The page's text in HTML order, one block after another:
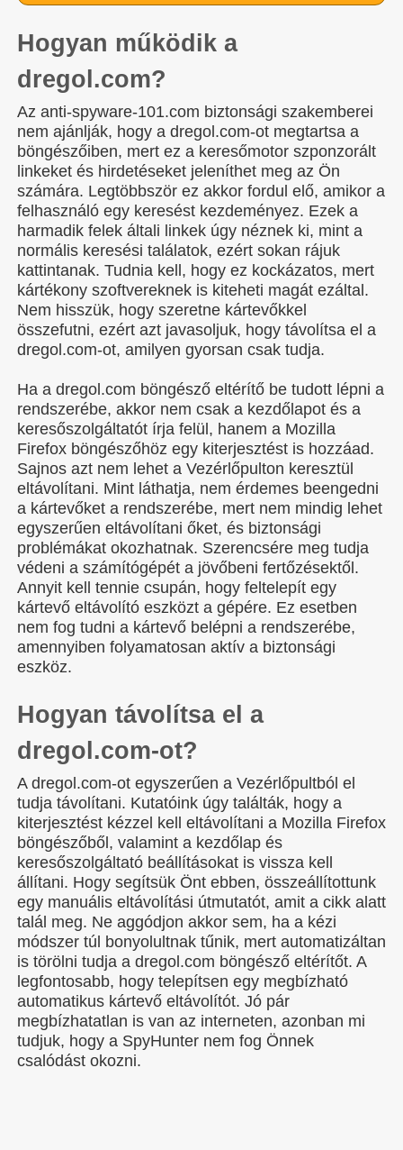
Hogyan működik a
dregol.com?
Az anti-spyware-101.com biztonsági szakemberei
nem ajánlják, hogy a dregol.com-ot megtartsa a
böngészőiben, mert ez a keresőmotor szponzorált
linkeket és hirdetéseket jeleníthet meg az Ön
számára. Legtöbbször ez akkor fordul elő, amikor a
felhasználó egy keresést kezdeményez. Ezek a
harmadik felek általi linkek úgy néznek ki, mint a
normális keresési találatok, ezért sokan rájuk
kattintanak. Tudnia kell, hogy ez kockázatos, mert
kártékony szoftvereknek is kiteheti magát ezáltal.
Nem hisszük, hogy szeretne kártevőkkel
összefutni, ezért azt javasoljuk, hogy távolítsa el a
dregol.com-ot, amilyen gyorsan csak tudja.
Ha a dregol.com böngésző eltérítő be tudott lépni a
rendszerébe, akkor nem csak a kezdőlapot és a
keresőszolgáltatót írja felül, hanem a Mozilla
Firefox böngészőhöz egy kiterjesztést is hozzáad.
Sajnos azt nem lehet a Vezérlőpulton keresztül
eltávolítani. Mint láthatja, nem érdemes beengedni
a kártevőket a rendszerébe, mert nem mindig lehet
egyszerűen eltávolítani őket, és biztonsági
problémákat okozhatnak. Szerencsére meg tudja
védeni a számítógépét a jövőbeni fertőzésektől.
Annyit kell tennie csupán, hogy feltelepít egy
kártevő eltávolító eszközt a gépére. Ez esetben
nem fog tudni a kártevő belépni a rendszerébe,
amennyiben folyamatosan aktív a biztonsági
eszköz.
Hogyan távolítsa el a
dregol.com-ot?
A dregol.com-ot egyszerűen a Vezérlőpultból el
tudja távolítani. Kutatóink úgy találták, hogy a
kiterjesztést kézzel kell eltávolítani a Mozilla Firefox
böngészőből, valamint a kezdőlap és
keresőszolgáltató beállításokat is vissza kell
állítani. Hogy segítsük Önt ebben, összeállítottunk
egy manuális eltávolítási útmutatót, amit a cikk alatt
talál meg. Ne aggódjon akkor sem, ha a kézi
módszer túl bonyolultnak tűnik, mert automatizáltan
is törölni tudja a dregol.com böngésző eltérítőt. A
legfontosabb, hogy telepítsen egy megbízható
automatikus kártevő eltávolítót. Jó pár
megbízhatatlan is van az interneten, azonban mi
tudjuk, hogy a SpyHunter nem fog Önnek
csalódást okozni.